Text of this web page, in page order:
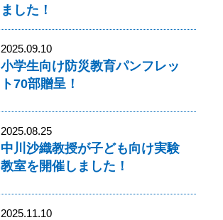
ました！
2025.09.10
小学生向け防災教育パンフレッ
ト70部贈呈！
2025.08.25
中川沙織教授が子ども向け実験
教室を開催しました！
2025.11.10